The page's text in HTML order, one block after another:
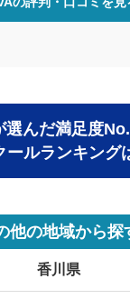
選んだ満足度
ールランキング
他の地域から探
香川県